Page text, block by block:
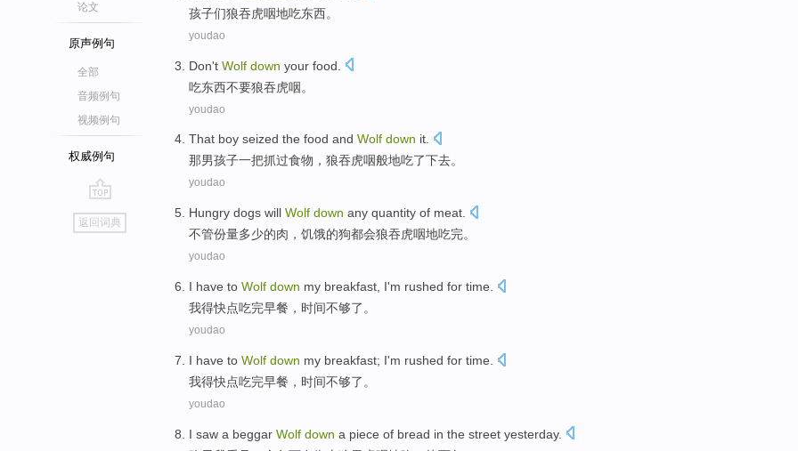
论文
原声例句
全部
音频例句
视频例句
权威例句
go
top
返回词典
孩子们狼吞虎咽地吃东西。
youdao
Don't Wolf down your food
吃东西不要狼吞虎咽。
youdao
That boy seized the food and Wolf down it.
那男孩子一把抓过食物 ，狼吞虎咽般地吃了下去。
youdao
Hungry dogs will Wolf down any quantity of meat
不管份量多少的肉， 饥饿的狗都会狼吞虎咽地吃完。
youdao
I have to Wolf down my breakfast I'm rushed for time.
我得快点吃完早餐，时间不够了。
youdao
I have to Wolf down my breakfast; I'm rushed for time.
我得快点吃完早餐，时间不够了。
youdao
I saw a beggar Wolf down a piece of bread in the street yesterday.